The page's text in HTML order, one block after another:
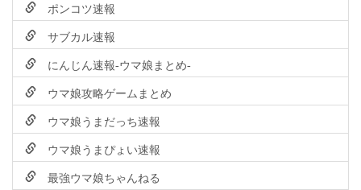
ポンコツ速報
サブカル速報
にんじん速報-ウマ娘まとめ-
ウマ娘攻略ゲームまとめ
ウマ娘うまだっち速報
ウマ娘うまぴょい速報
最強ウマ娘ちゃんねる